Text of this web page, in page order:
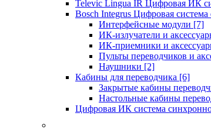
Televic Lingua IR Цифровая ИК
Bosch Integrus Цифровая система
Интерфейсные модули [7]
ИК-излучатели и
ИК-приемники и
Пульты переводчиков и
Наушники [2]
Кабины для переводчика [6]
Закрытые кабины
Настольные кабины
Цифровая ИК система